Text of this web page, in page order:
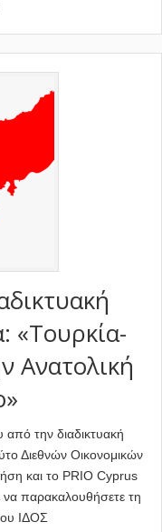
«Τουρκία-
Ανατολική
την διαδικτυακή
Διεθνών Οικονομικών
και το PRIO Cyprus
παρακαλουθήσετε τη
ΙΔΟΣ